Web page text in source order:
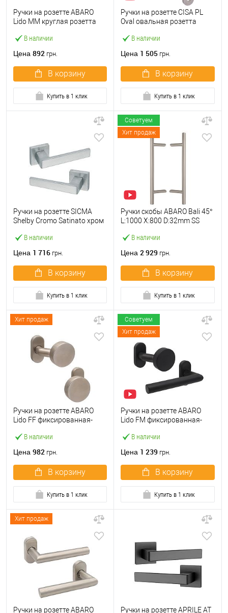
В наличии
Ручки на розетте ABARO
Lido MM круглая розетта
Цена 892 грн.
В корзину
Купить в 1 клик
В наличии
Ручки на розетте CISA PL
Oval овальная розетта
сталь
Цена 1 505 грн.
В корзину
Купить в 1 клик
В наличии
Ручки на розетте SICMA
Shelby Cromo Satinato хром
Цена 1 716 грн.
В корзину
Купить в 1 клик
Советуем
Хит продаж
В наличии
Ручки скобы ABARO Bali 45°
L:1000 X:800 D:32mm SS
Цена 2 929 грн.
В корзину
Купить в 1 клик
Хит продаж
В наличии
Ручки на розетте ABARO
Lido FF фиксированная-
нержавеющая сталь
Цена 982 грн.
В корзину
Купить в 1 клик
Советуем
Хит продаж
В наличии
Ручки на розетте ABARO
Lido FM фиксированная-
Цена 1 239 грн.
В корзину
Купить в 1 клик
Хит продаж
Ручки на розетте ABARO
Ручки на розетте APRILE AT